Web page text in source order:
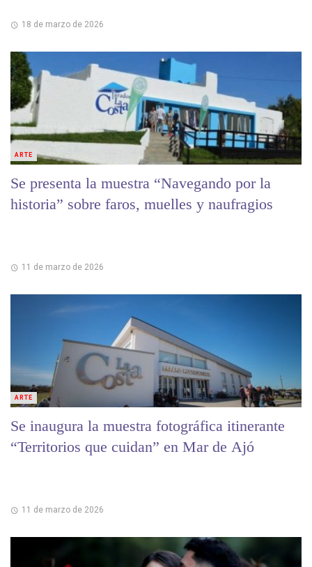
18 de marzo de 2026
Se presenta la muestra “Navegando por la
historia” sobre faros, muelles y naufragios
11 de marzo de 2026
ARTE
Se inaugura la muestra fotográfica itinerante
“Territorios que cuidan” en Mar de Ajó
11 de marzo de 2026
ARTE